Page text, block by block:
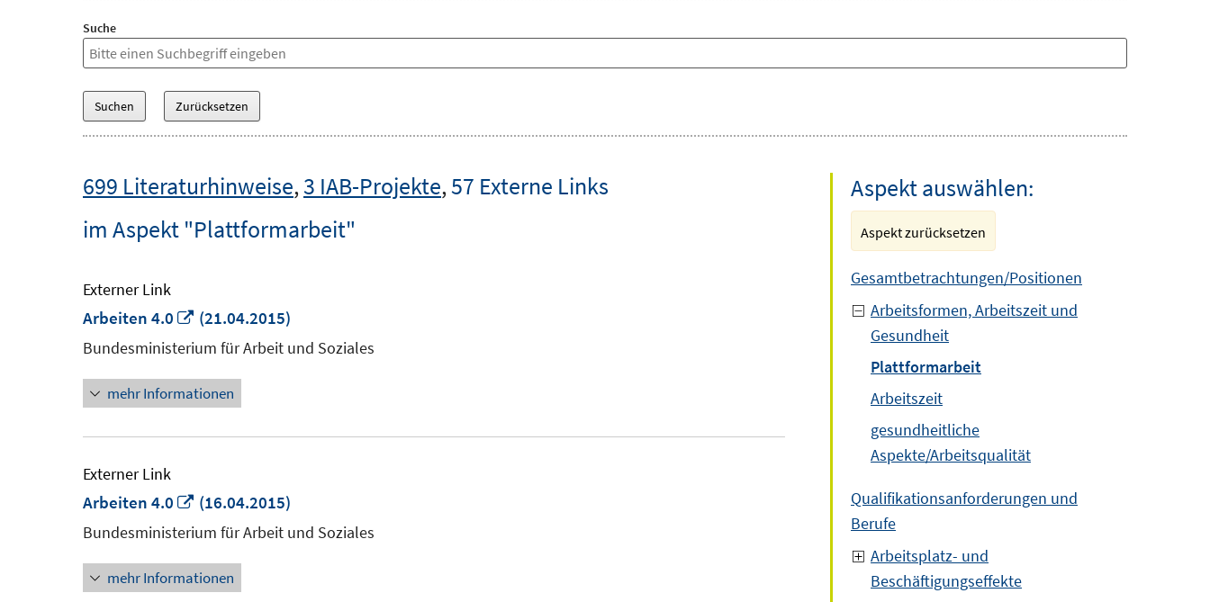
Suche
699 Literaturhinweise,3 IAB-Projekte,57 Externe Links
im Aspekt "Plattformarbeit"
Externer Link
Arbeiten 4.0
In
neuem
öffnen
(21.04.2015)
Bundesministerium für Arbeit und Soziales
mehr Informationen
Externer Link
Arbeiten 4.0
In
neuem
öffnen
(16.04.2015)
Bundesministerium für Arbeit und Soziales
mehr Informationen
Aspekt auswählen:
Aspekt zurücksetzen
Gesamtbetrachtungen/Positionen
Arbeitsformen, Arbeitszeit und
Gesundheit
Plattformarbeit
Arbeitszeit
gesundheitliche
Aspekte/Arbeitsqualität
Qualifikationsanforderungen und
Berufe
Arbeitsplatz- und
Beschäftigungseffekte